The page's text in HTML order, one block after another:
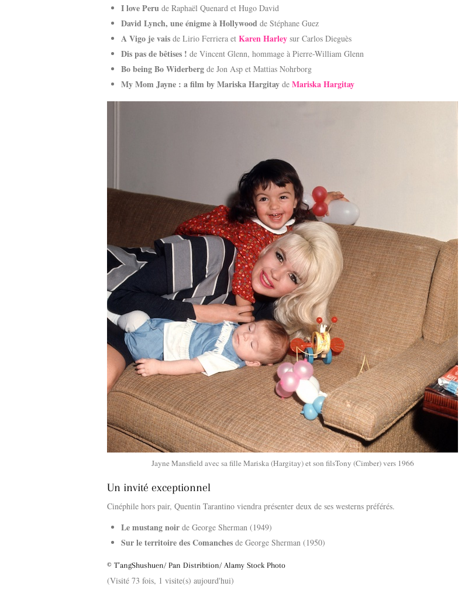
I love Peru de Raphaël Quenard et Hugo David
David Lynch, une énigme à Hollywood de Stéphane Guez
A Vigo je vais de Lirio Ferriera et Karen Harley sur Carlos Dieguès
Dis pas de bêtises ! de Vincent Glenn, hommage à Pierre-William Glenn
Bo being Bo Widerberg de Jon Asp et Mattias Nohrborg
My Mom Jayne : a film by Mariska Hargitay de Mariska Hargitay
Jayne Mansfield avec sa fille Mariska (Hargitay) et son filsTony (Cimber) vers 1966
Un invité exceptionnel
Cinéphile hors pair, Quentin Tarantino viendra présenter deux de ses westerns préférés.
Le mustang noir de George Sherman (1949)
Sur le territoire des Comanches de George Sherman (1950)
© T’angShushuen/ Pan Distribtion/ Alamy Stock Photo
(Visité 73 fois, 1 visite(s) aujourd'hui)